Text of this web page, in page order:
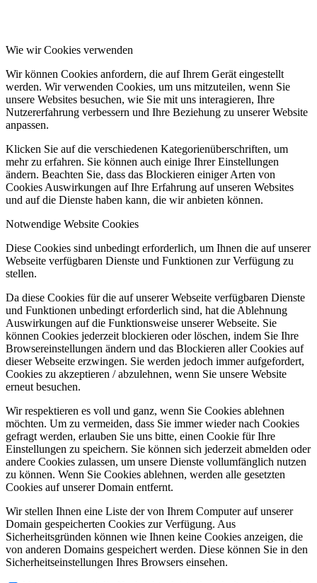
Wie wir Cookies verwenden
Wir können Cookies anfordern, die auf Ihrem Gerät eingestellt
werden. Wir verwenden Cookies, um uns mitzuteilen, wenn Sie
unsere Websites besuchen, wie Sie mit uns interagieren, Ihre
Nutzererfahrung verbessern und Ihre Beziehung zu unserer Website
anpassen.
Klicken Sie auf die verschiedenen Kategorienüberschriften, um
mehr zu erfahren. Sie können auch einige Ihrer Einstellungen
ändern. Beachten Sie, dass das Blockieren einiger Arten von
Cookies Auswirkungen auf Ihre Erfahrung auf unseren Websites
und auf die Dienste haben kann, die wir anbieten können.
Notwendige Website Cookies
Diese Cookies sind unbedingt erforderlich, um Ihnen die auf unserer
Webseite verfügbaren Dienste und Funktionen zur Verfügung zu
stellen.
Da diese Cookies für die auf unserer Webseite verfügbaren Dienste
und Funktionen unbedingt erforderlich sind, hat die Ablehnung
Auswirkungen auf die Funktionsweise unserer Webseite. Sie
können Cookies jederzeit blockieren oder löschen, indem Sie Ihre
Browsereinstellungen ändern und das Blockieren aller Cookies auf
dieser Webseite erzwingen. Sie werden jedoch immer aufgefordert,
Cookies zu akzeptieren / abzulehnen, wenn Sie unsere Website
erneut besuchen.
Wir respektieren es voll und ganz, wenn Sie Cookies ablehnen
möchten. Um zu vermeiden, dass Sie immer wieder nach Cookies
gefragt werden, erlauben Sie uns bitte, einen Cookie für Ihre
Einstellungen zu speichern. Sie können sich jederzeit abmelden oder
andere Cookies zulassen, um unsere Dienste vollumfänglich nutzen
zu können. Wenn Sie Cookies ablehnen, werden alle gesetzten
Cookies auf unserer Domain entfernt.
Wir stellen Ihnen eine Liste der von Ihrem Computer auf unserer
Domain gespeicherten Cookies zur Verfügung. Aus
Sicherheitsgründen können wie Ihnen keine Cookies anzeigen, die
von anderen Domains gespeichert werden. Diese können Sie in den
Sicherheitseinstellungen Ihres Browsers einsehen.